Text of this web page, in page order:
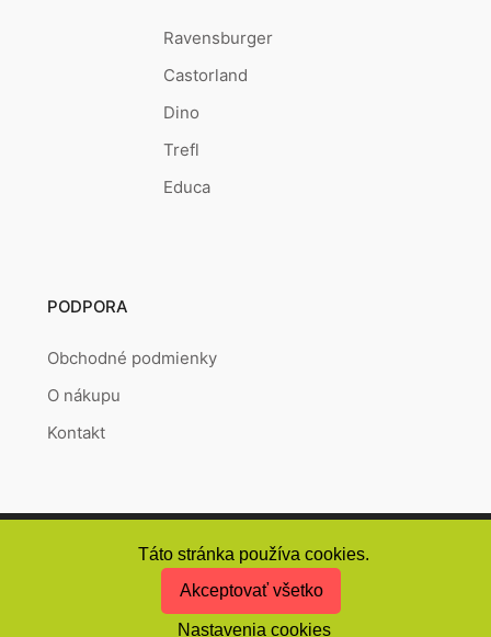
Ravensburger
Castorland
Dino
Trefl
Educa
PODPORA
Obchodné podmienky
O nákupu
Kontakt
Copyright © 2026Puzzlepoint.sk Vytvořeno systémem
Táto stránka používa cookies.
Akceptovať všetko
Nastavenia cookies